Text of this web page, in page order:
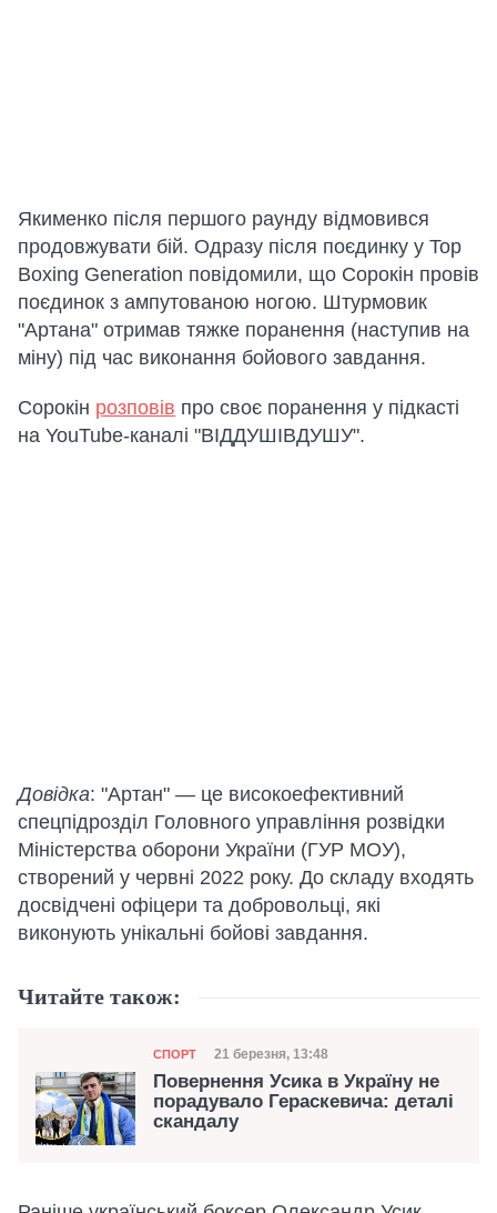
Якименко після першого раунду відмовився
продовжувати бій. Одразу після поєдинку у Top
Boxing Generation повідомили, що Сорокін провів
поєдинок з ампутованою ногою. Штурмовик
"Артана" отримав тяжке поранення (наступив на
міну) під час виконання бойового завдання.
Сорокін розповів про своє поранення у підкасті
на YouTube-каналі "ВІДДУШІВДУШУ".
Довідка: "Артан" — це високоефективний
спецпідрозділ Головного управління розвідки
Міністерства оборони України (ГУР МОУ),
створений у червні 2022 року. До складу входять
досвідчені офіцери та добровольці, які
виконують унікальні бойові завдання.
Читайте також:
Категорія
СПОРТ Дата публікації
21 березня, 13:48
Повернення Усика в Україну не
порадувало Гераскевича: деталі
скандалу